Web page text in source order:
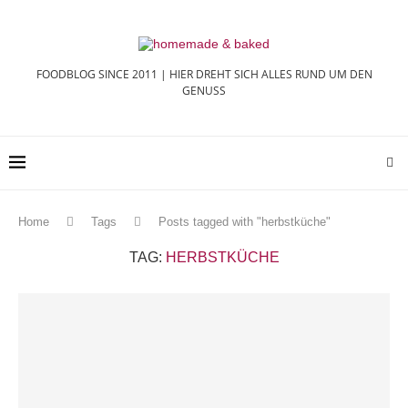
FOODBLOG SINCE 2011 | HIER DREHT SICH ALLES RUND UM DEN
GENUSS
Home Tags Posts tagged with "herbstküche"
TAG: HERBSTKÜCHE